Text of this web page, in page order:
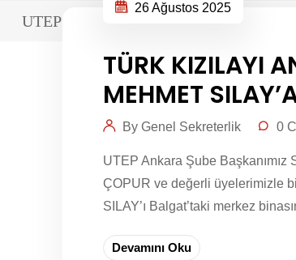
UTEP>
26 Ağustos 2025
TÜRK KIZILAYI
MEHMET
By Genel Sekreterlik 0
UTEP Ankara Şube Başkanımız
ÇOPUR ve değerli üyelerimizle
SILAY’ı Balgat’taki merkez
Devamını Oku